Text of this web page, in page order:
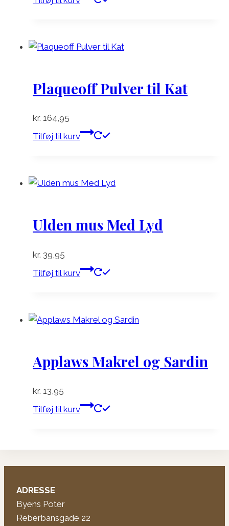
Plaqueoff Pulver til Kat
kr. 164,95
Tilføj til kurv
Ulden mus Med Lyd
kr. 39,95
Tilføj til kurv
Applaws Makrel og Sardin
kr. 13,95
Tilføj til kurv
ADRESSE
Byens Poter
Reberbansgade 22